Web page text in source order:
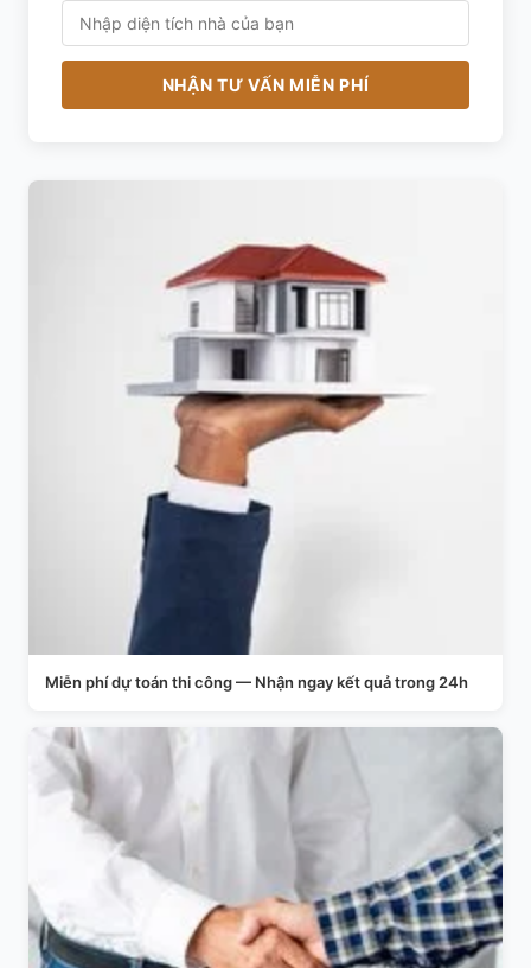
NHẬN TƯ VẤN MIỄN PHÍ
Miễn phí dự toán thi công — Nhận ngay kết quả trong 24h